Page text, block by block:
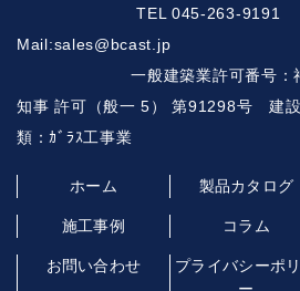
TEL 045-263-9191
Mail:sales@bcast.jp
一般建築業許可番号：神
知事 許可（般一 5） 第91298号 建
類：ｶﾞﾗｽ工事業
ホーム 製品カタログ
施工事例 コラム
お問い合わせ
プライバシーポ